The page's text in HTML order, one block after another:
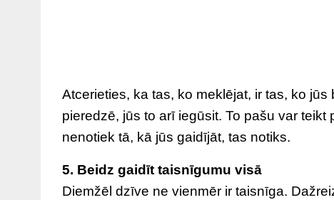
Atcerieties, ka tas, ko meklējat, ir tas, ko
pieredzē, jūs to arī iegūsit. To pašu var
nenotiek tā, kā jūs gaidījāt, tas notiks.
5. Beidz gaidīt taisnīgumu visā
Diemžēl dzīve ne vienmēr ir taisnīga.